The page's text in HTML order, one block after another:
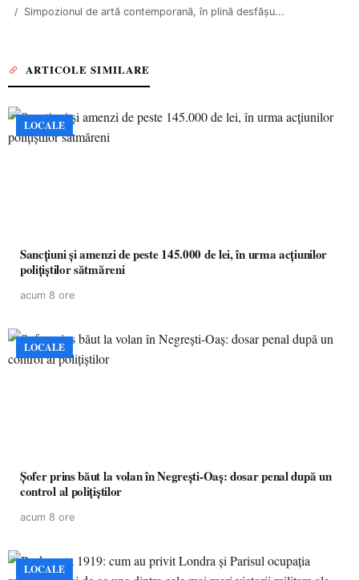
Simpozionul de artă contemporană, în plină desfăşu...
ARTICOLE SIMILARE
LOCALE
Sancțiuni și amenzi de peste 145.000 de lei, în urma acțiunilor
polițiștilor sătmăreni
acum 8 ore
LOCALE
Șofer prins băut la volan în Negrești-Oaș: dosar penal după un
control al polițiștilor
acum 8 ore
LOCALE